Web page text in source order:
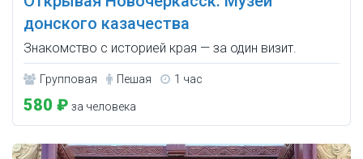
донского казачества
Знакомство с историей края — за один визит.
Групповая Пешая 1 час
580 ₽ за человека